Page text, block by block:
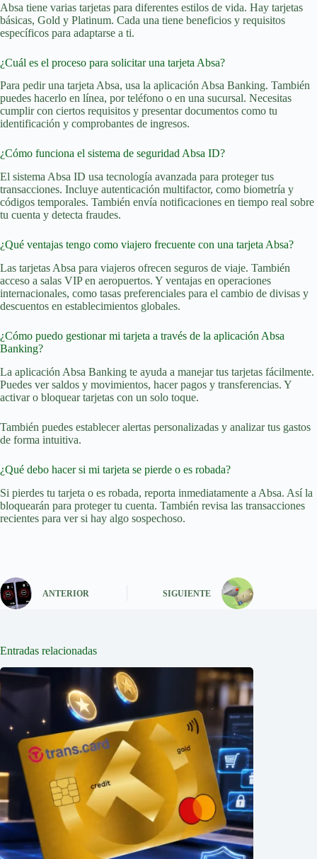
Absa tiene varias tarjetas para diferentes estilos de vida. Hay tarjetas
básicas, Gold y Platinum. Cada una tiene beneficios y requisitos
específicos para adaptarse a ti.
¿Cuál es el proceso para solicitar una tarjeta Absa?
Para pedir una tarjeta Absa, usa la aplicación Absa Banking. También
puedes hacerlo en línea, por teléfono o en una sucursal. Necesitas
cumplir con ciertos requisitos y presentar documentos como tu
identificación y comprobantes de ingresos.
¿Cómo funciona el sistema de seguridad Absa ID?
El sistema Absa ID usa tecnología avanzada para proteger tus
transacciones. Incluye autenticación multifactor, como biometría y
códigos temporales. También envía notificaciones en tiempo real sobre
tu cuenta y detecta fraudes.
¿Qué ventajas tengo como viajero frecuente con una tarjeta Absa?
Las tarjetas Absa para viajeros ofrecen seguros de viaje. También
acceso a salas VIP en aeropuertos. Y ventajas en operaciones
internacionales, como tasas preferenciales para el cambio de divisas y
descuentos en establecimientos globales.
¿Cómo puedo gestionar mi tarjeta a través de la aplicación Absa
Banking?
La aplicación Absa Banking te ayuda a manejar tus tarjetas fácilmente.
Puedes ver saldos y movimientos, hacer pagos y transferencias. Y
activar o bloquear tarjetas con un solo toque.
También puedes establecer alertas personalizadas y analizar tus gastos
de forma intuitiva.
¿Qué debo hacer si mi tarjeta se pierde o es robada?
Si pierdes tu tarjeta o es robada, reporta inmediatamente a Absa. Así la
bloquearán para proteger tu cuenta. También revisa las transacciones
recientes para ver si hay algo sospechoso.
ANTERIOR SIGUIENTE
Entradas relacionadas